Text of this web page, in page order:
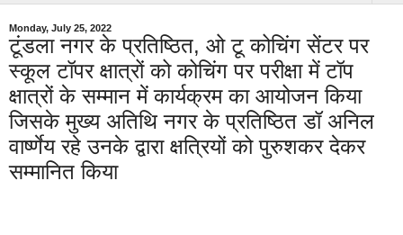
Monday, July 25, 2022
टूंडला नगर के प्रतिष्ठित, ओ टू कोचिंग सेंटर पर
स्कूल टॉपर क्षात्रों को कोचिंग पर परीक्षा में टॉप
क्षात्रों के सम्मान में कार्यक्रम का आयोजन किया
जिसके मुख्य अतिथि नगर के प्रतिष्ठित डॉ अनिल
वार्ष्णेय रहे उनके द्वारा क्षत्रियों को पुरुशकर देकर
सम्मानित किया